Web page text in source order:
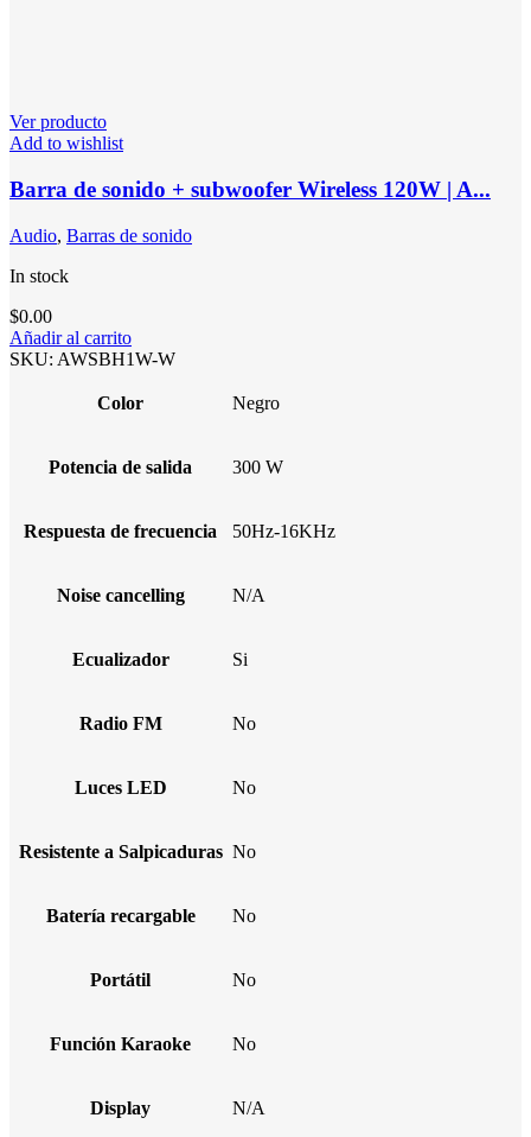
Ver producto
Add to wishlist
Barra de sonido + subwoofer Wireless 120W | A...
Audio, Barras de sonido
In stock
$0.00
Añadir al carrito
SKU: AWSBH1W-W
Color Negro
Potencia de salida 300 W
Respuesta de frecuencia 50Hz-16KHz
Noise cancelling N/A
Ecualizador Si
Radio FM No
Luces LED No
Resistente a Salpicaduras No
Batería recargable No
Portátil No
Función Karaoke No
Display N/A